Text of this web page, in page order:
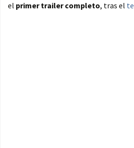
el primer trailer completo, tras el